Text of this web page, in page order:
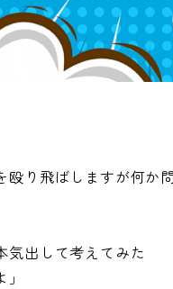
殴り飛ばしますが何か
気出して考えてみた